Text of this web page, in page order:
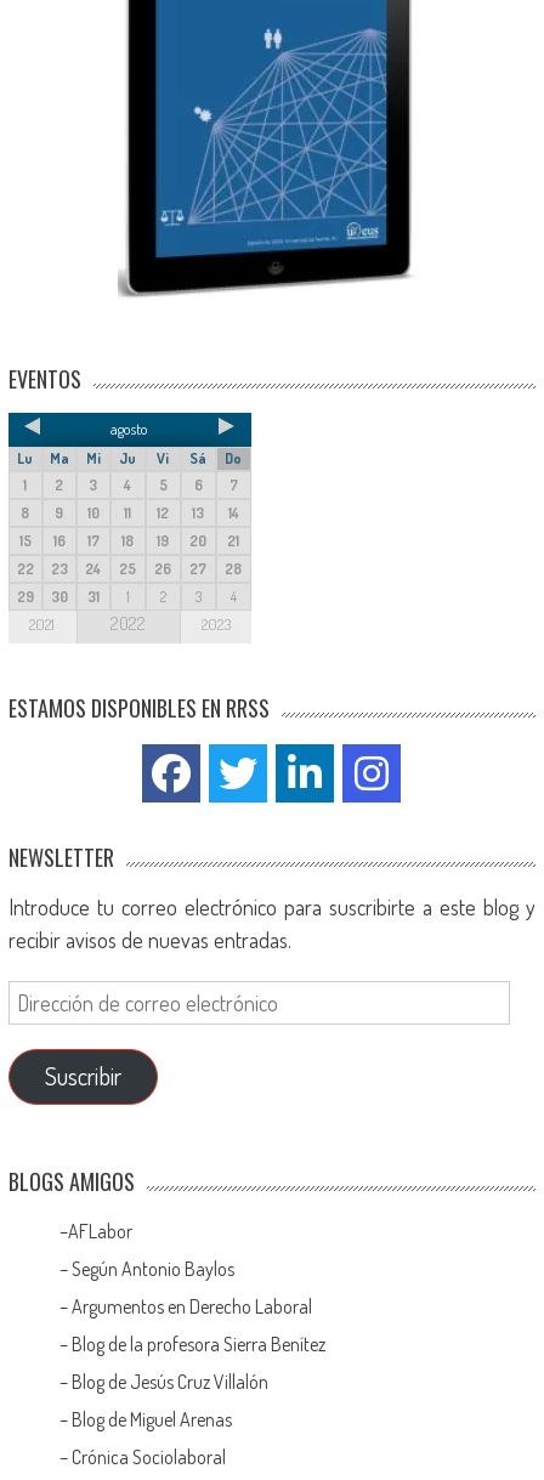
EVENTOS
agosto
Lu Ma Mi Ju Vi Sá
Do
1
2 3 4 5 6
7
8
9 10 11 12 13
14
15
16 17 18 19 20
21
22
23 24 25 26 27
28
29
30 31 1 2 3 4
2021 2022 2023
ESTAMOS DISPONIBLES EN RRSS
NEWSLETTER
Introduce tu correo electrónico para suscribirte a este blog y
recibir avisos de nuevas entradas.
Suscribir
BLOGS AMIGOS
–AFLabor
– Según Antonio Baylos
–Argumentos en Derecho Laboral
– Blog de la profesora Sierra Benítez
– Blog de Jesús Cruz Villalón
– Blog de Miguel Arenas
– Crónica Sociolaboral